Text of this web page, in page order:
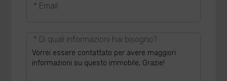
* Email
* Di quali informazioni hai bisogno?